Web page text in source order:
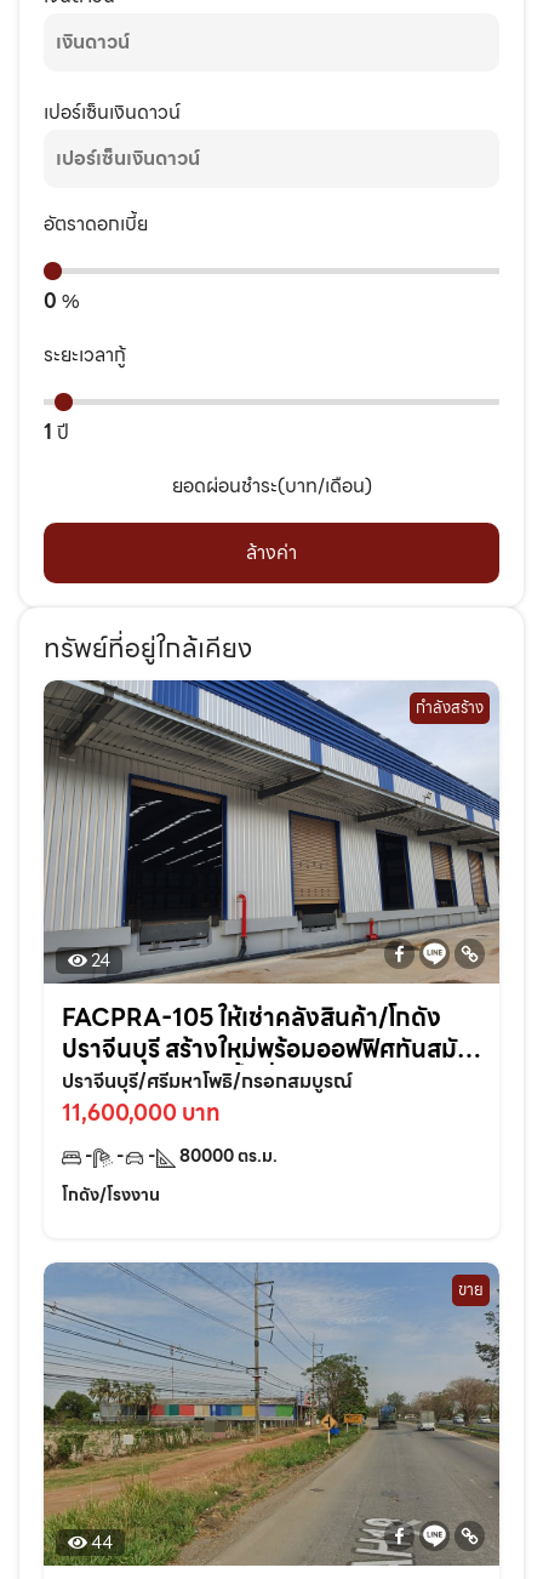
เปอร์เซ็นเงินดาวน์
อัตราดอกเบี้ย
0 %
ระยะเวลากู้
1 ปี
ยอดผ่อนชำระ(บาท/เดือน)
ล้างค่า
ทรัพย์ที่อยู่ใกล้เคียง
กำลังสร้าง
24
FACPRA-105 ให้เช่าคลังสินค้า/โกดัง
ปราจีนบุรี สร้างใหม่พร้อมออฟฟิศทันสมัย
ในทำเลศักยภาพพื้นที่ 80,000 ตรม. แบ่ง
เช่าได้
ปราจีนบุรี/ศรีมหาโพธิ/กรอกสมบูรณ์
11,600,000 บาท
- - - 80000ตร.ม.
โกดัง/โรงงาน
ขาย
44